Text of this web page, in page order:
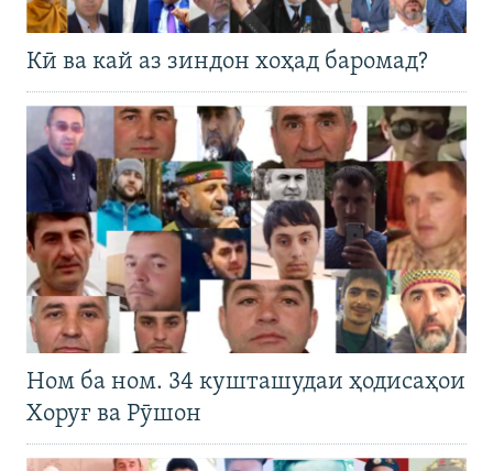
Кӣ ва кай аз зиндон хоҳад баромад?
Ном ба ном. 34 кушташудаи ҳодисаҳои
Хоруғ ва Рӯшон